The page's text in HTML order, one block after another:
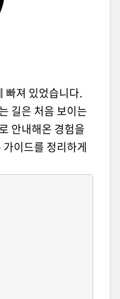
빠져 있었습니다.
길은 처음 보이는
안내해온 경험을
이드를 정리하게